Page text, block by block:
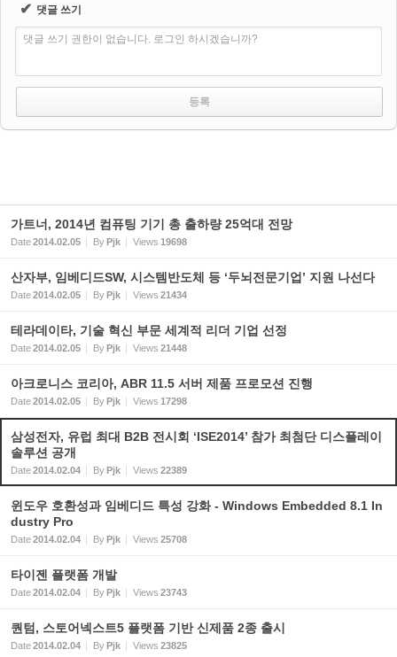
✔ 댓글 쓰기
댓글 쓰기 권한이 없습니다. 로그인 하시겠습니까?
가트너, 2014년 컴퓨팅 기기 총 출하량 25억대 전망
Date2014.02.05 ByPjk Views 19698
산자부, 임베디드SW, 시스템반도체 등 ‘두뇌전문기업’ 지원 나선다
Date2014.02.05 ByPjk Views 21434
테라데이타, 기술 혁신 부문 세계적 리더 기업 선정
Date2014.02.05 ByPjk Views 21448
아크로니스 코리아, ABR 11.5 서버 제품 프로모션 진행
Date2014.02.05 ByPjk Views 17298
삼성전자, 유럽 최대 B2B 전시회 ‘ISE2014’ 참가 최첨단 디스플레이
솔루션 공개
Date2014.02.04 ByPjk Views 22389
윈도우 호환성과 임베디드 특성 강화 - Windows Embedded 8.1 In
dustry Pro
Date2014.02.04 ByPjk Views 25708
타이젠 플랫폼 개발
Date2014.02.04 ByPjk Views 23743
퀀텀, 스토어넥스트5 플랫폼 기반 신제품 2종 출시
Date2014.02.04 ByPjk Views 23825